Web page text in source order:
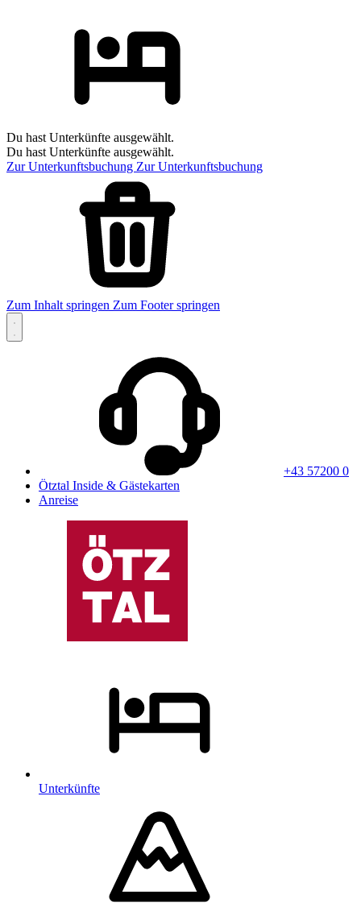
Du hast Unterkünfte ausgewählt.
Du hast Unterkünfte ausgewählt.
Zur Unterkunftsbuchung Zur Unterkunftsbuchung
Zum Inhalt springen Zum Footer springen
+43 57200 0
Ötztal Inside & Gästekarten
Anreise
Unterkünfte